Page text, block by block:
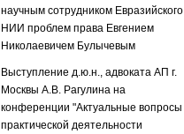
научным сотрудником Евразийского
НИИ проблем права Евгением
Николаевичем Булычевым
Выступление д.ю.н., адвоката АП г.
Москвы А.В. Рагулина на
конференции "Актуальные вопросы
практической деятельности